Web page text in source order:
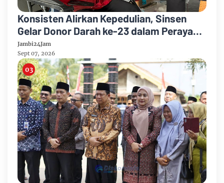
Konsisten Alirkan Kepedulian, Sinsen
Gelar Donor Darah ke-23 dalam Perayaan
Anniversary Sinsen
Jambi24Jam
Sept 07, 2026